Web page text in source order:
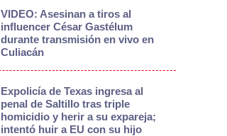
VIDEO: Asesinan a tiros al
influencer César Gastélum
durante transmisión en vivo en
Culiacán
Expolicía de Texas ingresa al
penal de Saltillo tras triple
homicidio y herir a su expareja;
intentó huir a EU con su hijo